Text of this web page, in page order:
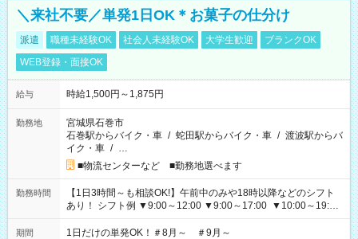
＼来社不要／単発1日OK＊お菓子の仕分け
派遣 職種未経験OK 社会人未経験OK 大学生歓迎
ブランクOK
WEB登録・面接OK
給与 時給1,500円～1,875円
勤務地
宮城県石巻市
石巻駅からバイク・車 / 蛇田駅からバイク・車 / 渡波駅からバ
イク・車 / …
■物流センターなど ■勤務地選べます
勤務時間
【1日3時間～も相談OK!】午前中のみや18時以降などのシフト
あり！ シフト例 ▼9:00～12:00 ▼9:00～17:00 ▼10:00～19:00
▼18:00～21:00
期間 1日だけの単発OK！＃8月～ ＃9月～